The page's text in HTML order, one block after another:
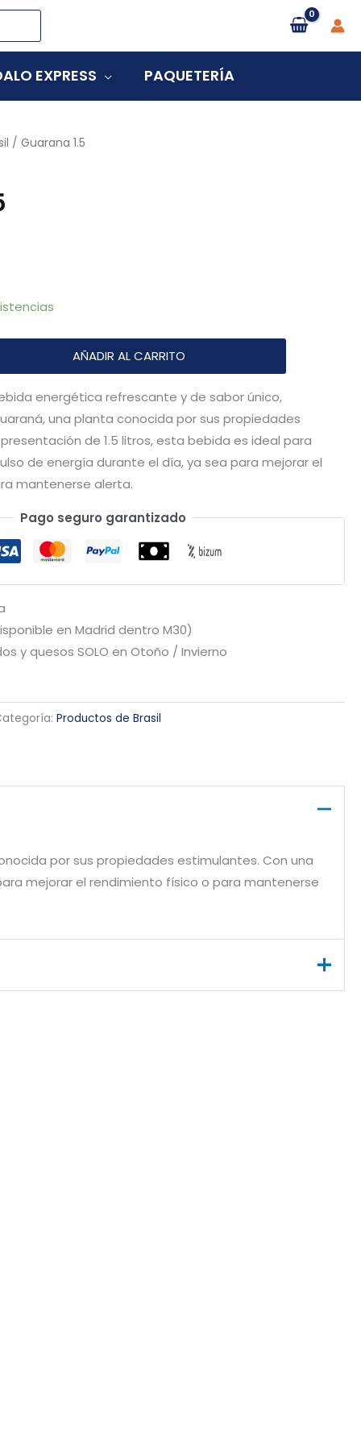
EXPRESS PAQUETERÍA
/ Guarana 1.5
AÑADIR AL CARRITO
energética refrescante y de sabor único,
una planta conocida por sus propiedades
de 1.5 litros, esta bebida es ideal para
de energía durante el día, ya sea para mejorar el
mantenerse alerta.
Pago seguro garantizado
en Madrid dentro M30)
y quesos SOLO en Otoño / Invierno
Productos de Brasil
por sus propiedades estimulantes. Con una
mejorar el rendimiento físico o para mantenerse